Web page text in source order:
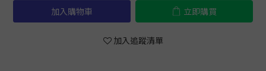
加入購物車 立即購買
加入追蹤清單